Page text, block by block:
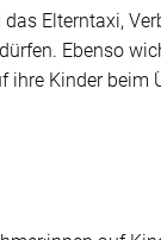
Elterntaxi,
Ebenso
ihre Kinder beim